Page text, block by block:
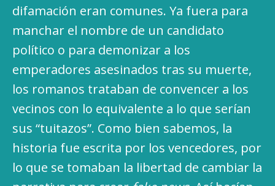
difamación eran comunes. Ya fuera para
manchar el nombre de un candidato
político o para demonizar a los
emperadores asesinados tras su muerte,
los romanos trataban de convencer a los
vecinos con lo equivalente a lo que serían
sus “tuitazos”. Como bien sabemos, la
historia fue escrita por los vencedores, por
lo que se tomaban la libertad de cambiar la